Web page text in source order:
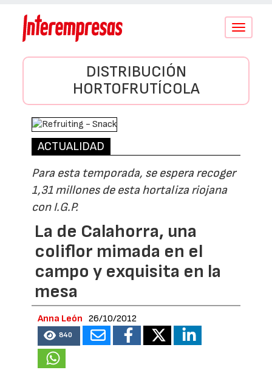
Conmutar
DISTRIBUCIÓN
HORTOFRUTÍCOLA
ACTUALIDAD
Para esta temporada, se espera recoger
1,31 millones de esta hortaliza riojana
con I.G.P.
La de Calahorra, una
coliflor mimada en el
campo y exquisita en la
mesa
Anna León 26/10/2012
840